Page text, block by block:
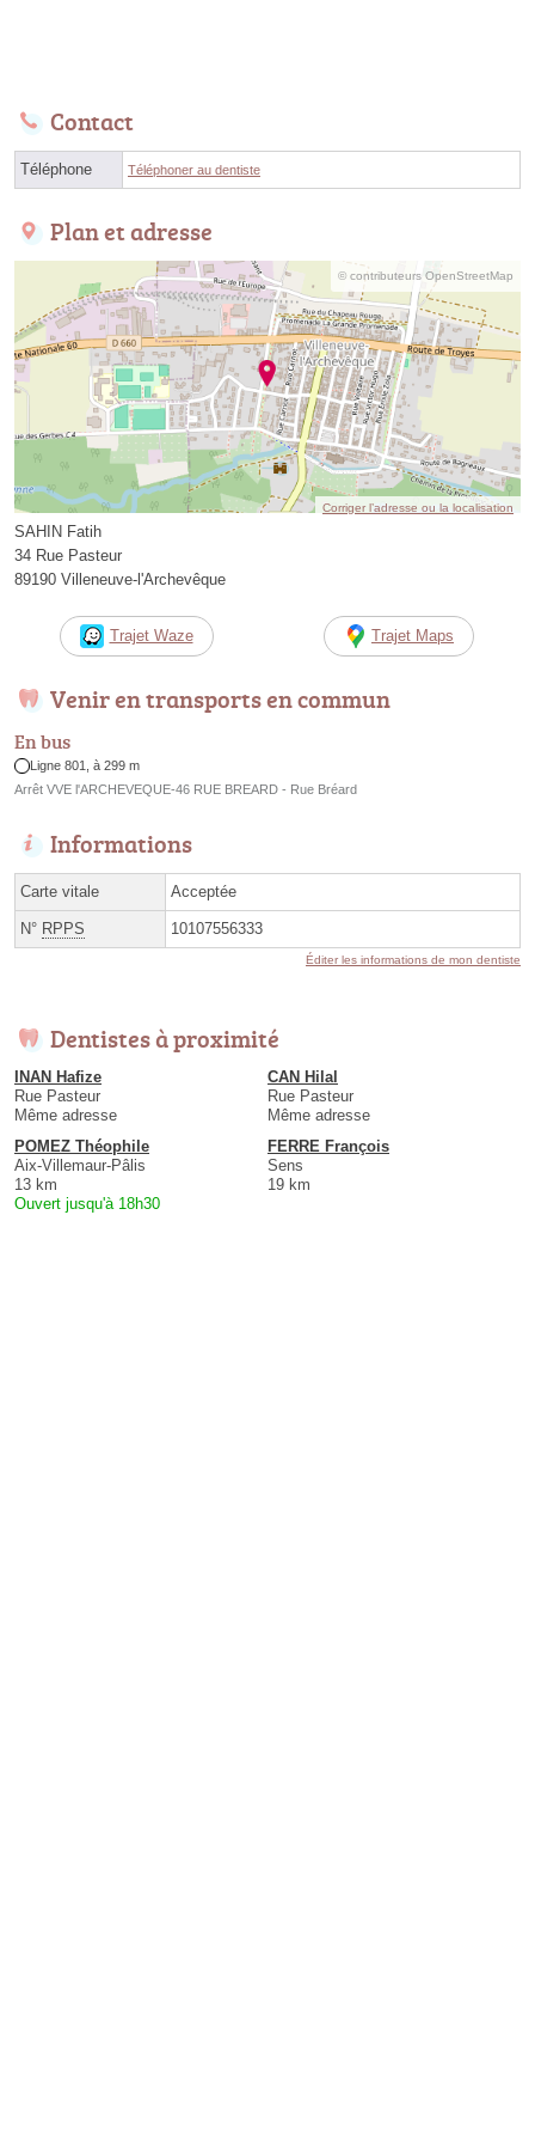
Contact
Téléphone Téléphoner au dentiste
Plan et adresse
© contributeurs OpenStreetMap
Corriger l’adresse ou la localisation
SAHIN Fatih
34 Rue Pasteur
89190 Villeneuve-l'Archevêque
Trajet Waze Trajet Maps
Venir en transports en commun
En bus
Ligne 801, à 299 m
Arrêt VVE l'ARCHEVEQUE-46 RUE BREARD - Rue Bréard
Informations
Carte vitale Acceptée
N° RPPS 10107556333
Éditer les informations de mon dentiste
Dentistes à proximité
INAN Hafize
Rue Pasteur
Même adresse
CAN Hilal
Rue Pasteur
Même adresse
POMEZ Théophile
Aix-Villemaur-Pâlis
13 km
Ouvert jusqu'à 18h30
FERRE François
Sens
19 km